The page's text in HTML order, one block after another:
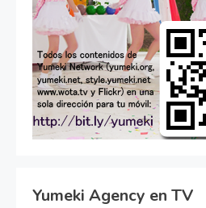
Yumeki Agency en TV